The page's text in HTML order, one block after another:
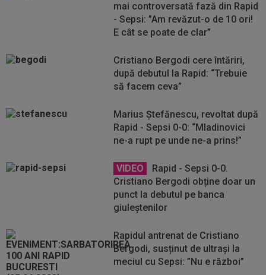
mai controversată fază din Rapid
- Sepsi: ”Am revăzut-o de 10 ori!
E cât se poate de clar”
Cristiano Bergodi cere întăriri,
după debutul la Rapid: “Trebuie
să facem ceva”
Marius Ștefănescu, revoltat după
Rapid - Sepsi 0-0: “Mladinovici
ne-a rupt pe unde ne-a prins!”
VIDEO
Rapid - Sepsi 0-0.
Cristiano Bergodi obține doar un
punct la debutul pe banca
giuleștenilor
Rapidul antrenat de Cristiano
Bergodi, susținut de ultrași la
meciul cu Sepsi: ”Nu e război”